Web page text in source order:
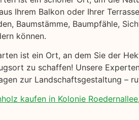
Ihrem Balkon oder Ihrer
Baumstämme, Baumpfähle,
können.
ist ein Ort, an dem Sie der
zu schaffen! Unsere
zur Landschaftsgestaltung –
kaufen in Kolonie